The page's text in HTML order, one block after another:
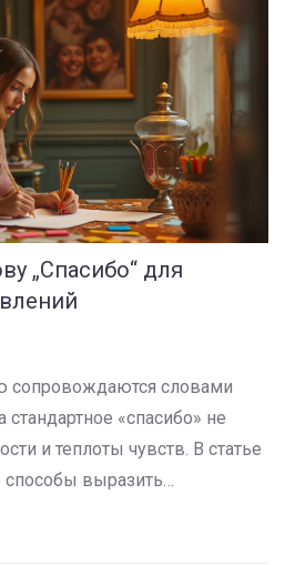
„Спасибо“ для
сопровождаются словами
стандартное «спасибо» не
и теплоты чувств. В статье
выразить